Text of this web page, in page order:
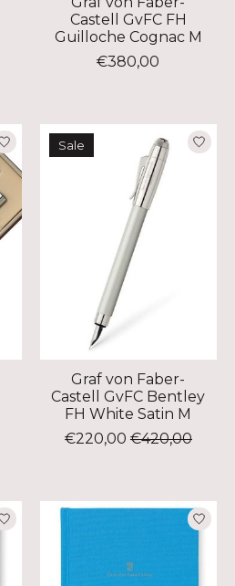
Castell GvFC FH
Guilloche Cognac M
€380,00
Sale
Graf von Faber-
Castell GvFC Bentley
FH White Satin M
€220,00 €420,00